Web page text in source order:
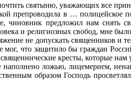
святыню, уважающих все
препроводила в … полицейское
чиновник предложил нам снять
и религиозных свобод, мне было
не допускать священников и
что защитило бы граждан
кресты, которые нам
ложью, лицемерием,
образом Господь